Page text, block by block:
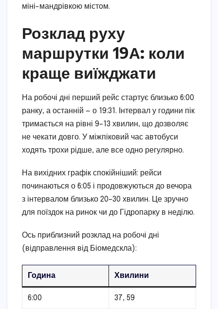
міні-мандрівкою містом.
Розклад руху
маршрутки 19А: коли
краще виїжджати
На робочі дні перший рейс стартує близько 6:00
ранку, а останній — о 19:31. Інтервал у години пік
тримається на рівні 9–13 хвилин, що дозволяє
не чекати довго. У міжпіковий час автобуси
ходять трохи рідше, але все одно регулярно.
На вихідних графік спокійніший: рейси
починаються о 6:05 і продовжуються до вечора
з інтервалом близько 20–30 хвилин. Це зручно
для поїздок на ринок чи до Гідропарку в неділю.
Ось приблизний розклад на робочі дні
(відправлення від Біомедскла):
Година Хвилини
6:00 37, 59